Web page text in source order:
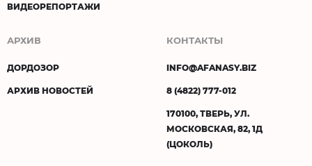
ВИДЕОРЕПОРТАЖИ
АРХИВ
ДОРДОЗОР
АРХИВ НОВОСТЕЙ
КОНТАКТЫ
INFO@AFANASY.BIZ
8 (4822) 777-012
170100, ТВЕРЬ, УЛ.
МОСКОВСКАЯ, 82, 1Д
(ЦОКОЛЬ)